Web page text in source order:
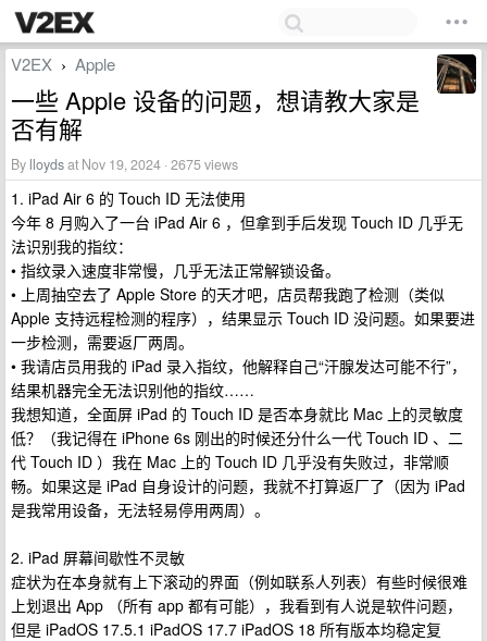
V2EX › Apple
一些 Apple 设备的问题，想请教大家是
否有解
By lloydsat Nov 19, 2024 · 2675 views
1. iPad Air 6 的 Touch ID 无法使用
今年 8 月购入了一台 iPad Air 6 ，但拿到手后发现 Touch ID 几乎无
法识别我的指纹：
• 指纹录入速度非常慢，几乎无法正常解锁设备。
• 上周抽空去了 Apple Store 的天才吧，店员帮我跑了检测（类似
Apple 支持远程检测的程序），结果显示 Touch ID 没问题。如果要进
一步检测，需要返厂两周。
• 我请店员用我的 iPad 录入指纹，他解释自己“汗腺发达可能不行”，
结果机器完全无法识别他的指纹……
我想知道，全面屏 iPad 的 Touch ID 是否本身就比 Mac 上的灵敏度
低？（我记得在 iPhone 6s 刚出的时候还分什么一代 Touch ID 、二
代 Touch ID ）我在 Mac 上的 Touch ID 几乎没有失败过，非常顺
畅。如果这是 iPad 自身设计的问题，我就不打算返厂了（因为 iPad
是我常用设备，无法轻易停用两周）。
2. iPad 屏幕间歇性不灵敏
症状为在本身就有上下滚动的界面（例如联系人列表）有些时候很难
上划退出 App （所有 app 都有可能），我看到有人说是软件问题，
但是 iPadOS 17.5.1 iPadOS 17.7 iPadOS 18 所有版本均稳定复